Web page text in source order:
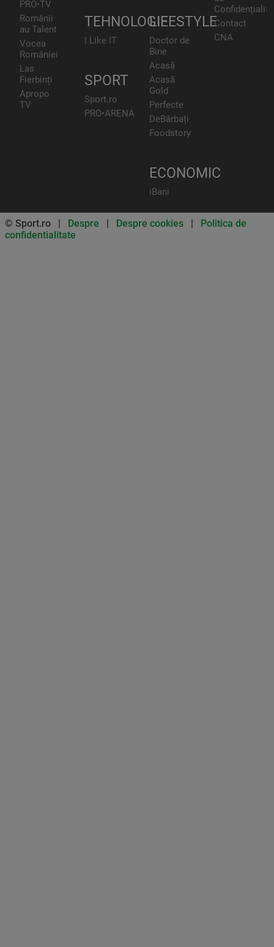
PRO•TV
Românii
au Talent
Vocea
României
Las
Fierbinți
Apropo
TV
TEHNOLOGIE
I Like IT
SPORT
Sport.ro
PRO•ARENA
LIFESTYLE
Doctor de
Bine
Acasă
Acasă
Gold
Perfecte
DeBărbați
Foodstory
ECONOMIC
iBani
Contact
CNA
© Sport.ro | Despre | Despre cookies | Politica de
confidentialitate